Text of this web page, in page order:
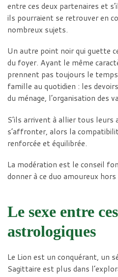
entre ces deux partenaires et
ils pourraient se retrouver en
nombreux sujets.
Un autre point noir qui guette
du foyer. Ayant le même
prennent pas toujours le
famille au quotidien : les
du ménage, l’organisation des
S’ils arrivent à allier tous leurs
s’affronter, alors la
renforcée et équilibrée.
La modération est le conseil
donner à ce duo amoureux
Le sexe entre
astrologiques
Le Lion est un conquérant, un
Sagittaire est plus dans